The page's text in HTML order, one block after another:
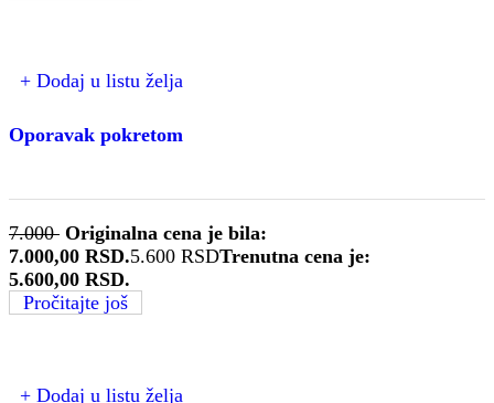
+ Dodaj u listu želja
Oporavak pokretom
7.000 Originalna cena je bila:
7.000,00 RSD.5.600 RSDTrenutna cena je:
5.600,00 RSD.
Pročitajte još
+ Dodaj u listu želja